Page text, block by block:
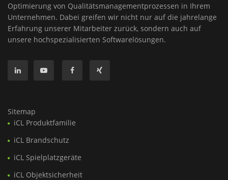
Optimierung von Qualitätsmanagementprozessen in Ihrem
Unternehmen. Dabei greifen wir nicht nur auf die jahrelange
Erfahrung unserer Mitarbeiter zurück, sondern auch auf
unsere hochspezialisierten Softwarelösungen.
Sitemap
iCL Produktfamilie
iCL Brandschutz
iCL Spielplatzgeräte
iCL Objektsicherheit